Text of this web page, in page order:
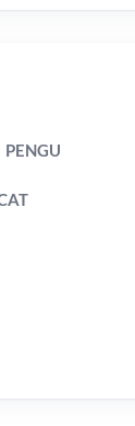
PENGU